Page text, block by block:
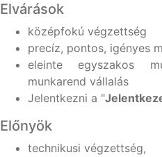
Elvárások
középfokú végzettség
precíz, pontos, igényes
eleinte egyszakos
munkarend vállalás
Jelentkezni a "
Előnyök
technikusi végzettség,